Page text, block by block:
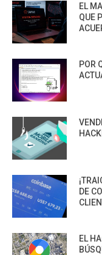
EL
QUE
POR
DE
EL